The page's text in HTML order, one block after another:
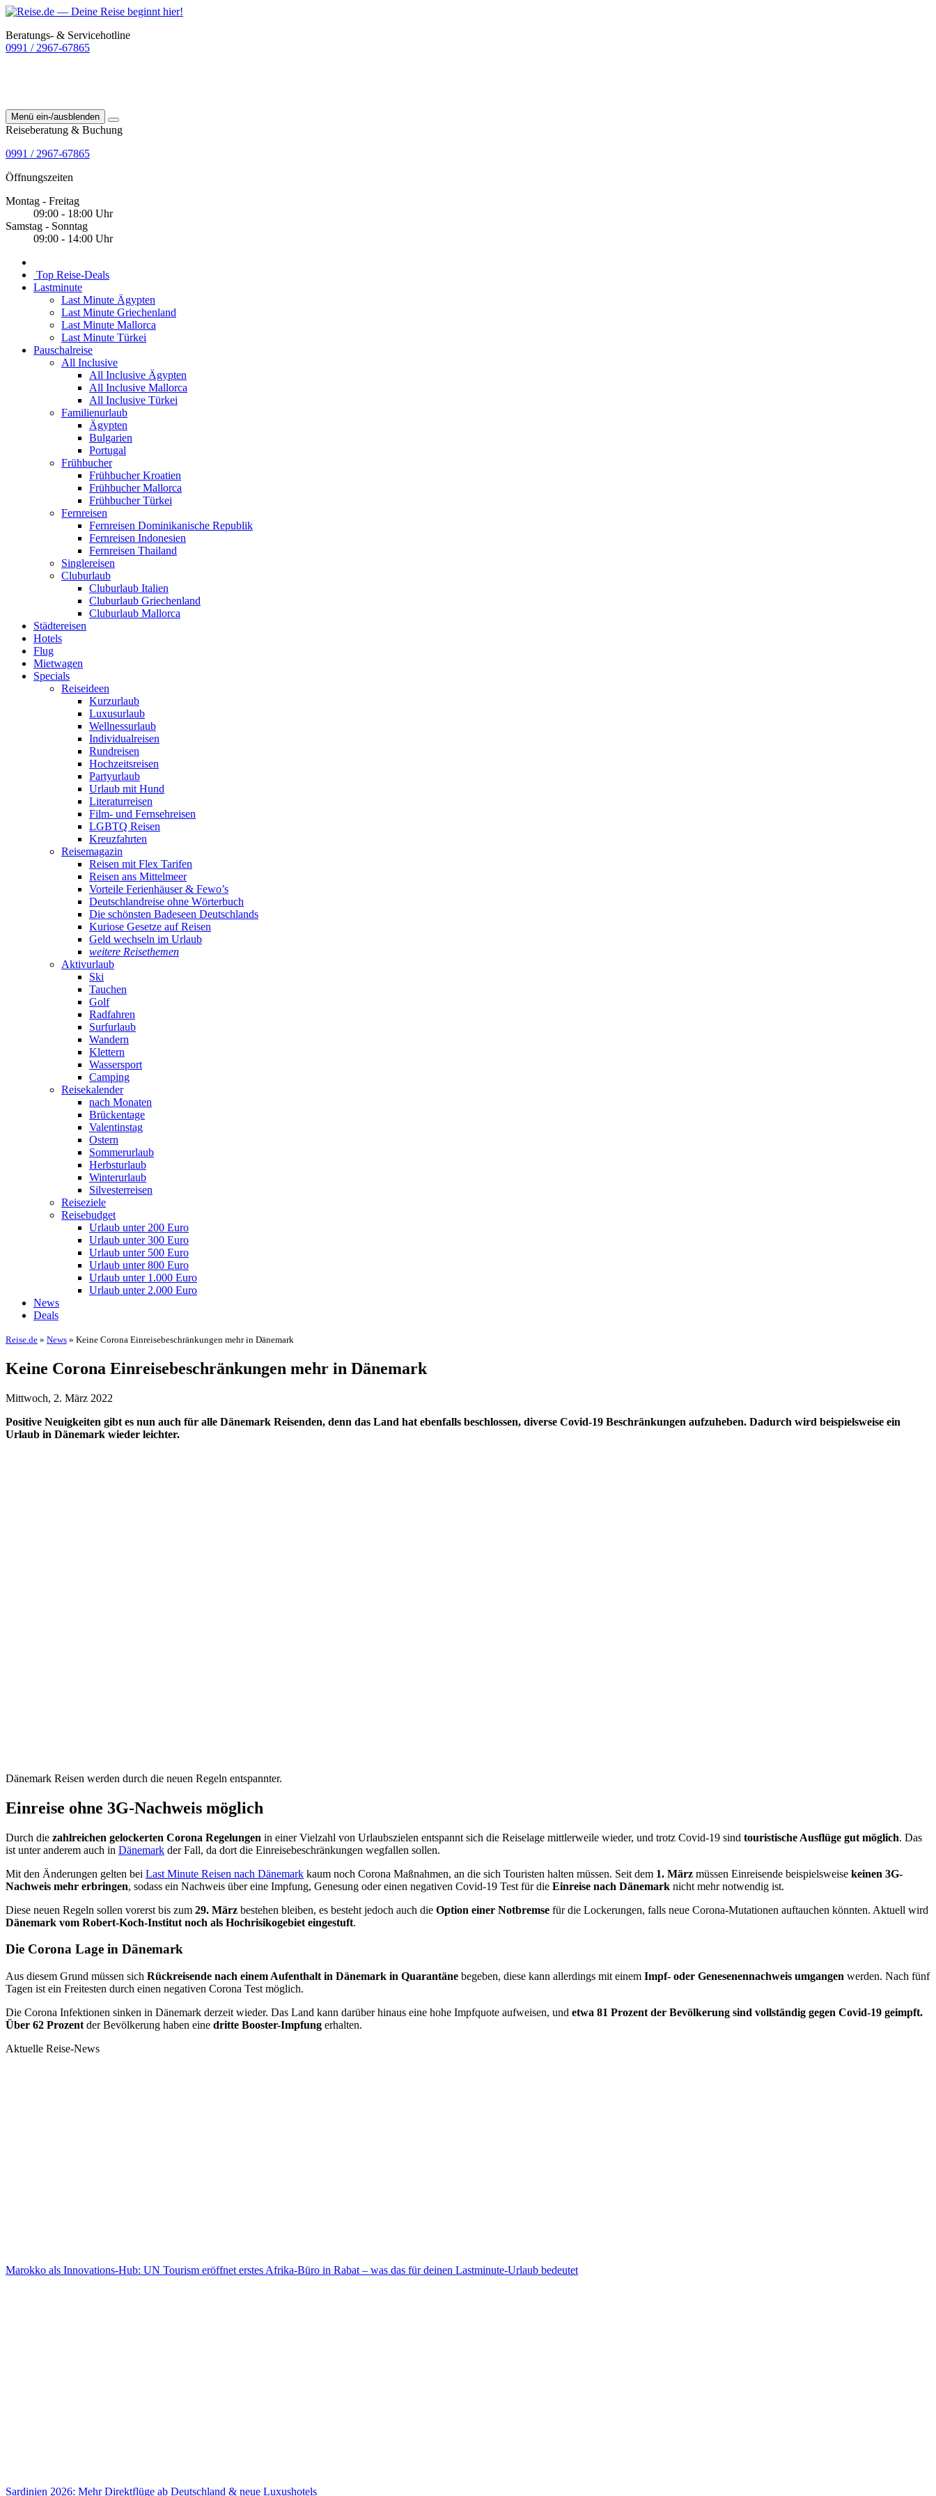
Beratungs- & Servicehotline
0991 / 2967-67865
Menü ein-/ausblenden
Reiseberatung & Buchung
0991 / 2967-67865
Öffnungszeiten
Montag - Freitag
09:00 - 18:00 Uhr
Samstag - Sonntag
09:00 - 14:00 Uhr
Top Reise-Deals
Lastminute
Last Minute Ägypten
Last Minute Griechenland
Last Minute Mallorca
Last Minute Türkei
Pauschalreise
All Inclusive
All Inclusive Ägypten
All Inclusive Mallorca
All Inclusive Türkei
Familienurlaub
Ägypten
Bulgarien
Portugal
Frühbucher
Frühbucher Kroatien
Frühbucher Mallorca
Frühbucher Türkei
Fernreisen
Fernreisen Dominikanische Republik
Fernreisen Indonesien
Fernreisen Thailand
Singlereisen
Cluburlaub
Cluburlaub Italien
Cluburlaub Griechenland
Cluburlaub Mallorca
Städtereisen
Hotels
Flug
Mietwagen
Specials
Reiseideen
Kurzurlaub
Luxusurlaub
Wellnessurlaub
Individualreisen
Rundreisen
Hochzeitsreisen
Partyurlaub
Urlaub mit Hund
Literaturreisen
Film- und Fernsehreisen
LGBTQ Reisen
Kreuzfahrten
Reisemagazin
Reisen mit Flex Tarifen
Reisen ans Mittelmeer
Vorteile Ferienhäuser & Fewo’s
Deutschlandreise ohne Wörterbuch
Die schönsten Badeseen Deutschlands
Kuriose Gesetze auf Reisen
Geld wechseln im Urlaub
weitere Reisethemen
Aktivurlaub
Ski
Tauchen
Golf
Radfahren
Surfurlaub
Wandern
Klettern
Wassersport
Camping
Reisekalender
nach Monaten
Brückentage
Valentinstag
Ostern
Sommerurlaub
Herbsturlaub
Winterurlaub
Silvesterreisen
Reiseziele
Reisebudget
Urlaub unter 200 Euro
Urlaub unter 300 Euro
Urlaub unter 500 Euro
Urlaub unter 800 Euro
Urlaub unter 1.000 Euro
Urlaub unter 2.000 Euro
News
Deals
Reise.de » News » Keine Corona Einreisebeschränkungen mehr in Dänemark
Keine Corona Einreisebeschränkungen mehr in Dänemark
Mittwoch, 2. März 2022
Positive Neuigkeiten gibt es nun auch für alle Dänemark Reisenden, denn das Land hat ebenfalls beschlossen, diverse Covid-19 Beschränkungen aufzuheben. Dadurch wird beispielsweise ein
Urlaub in Dänemark wieder leichter.
Dänemark Reisen werden durch die neuen Regeln entspannter.
Einreise ohne 3G-Nachweis möglich
Durch die zahlreichen gelockerten Corona Regelungen in einer Vielzahl von Urlaubszielen entspannt sich die Reiselage mittlerweile wieder, und trotz Covid-19 sind touristische Ausflüge gut möglich. Das
ist unter anderem auch in Dänemark der Fall, da dort die Einreisebeschränkungen wegfallen sollen.
Mit den Änderungen gelten bei Last Minute Reisen nach Dänemark kaum noch Corona Maßnahmen, an die sich Touristen halten müssen. Seit dem 1. März müssen Einreisende beispielsweise keinen 3G-
Nachweis mehr erbringen, sodass ein Nachweis über eine Impfung, Genesung oder einen negativen Covid-19 Test für die Einreise nach Dänemark nicht mehr notwendig ist.
Diese neuen Regeln sollen vorerst bis zum 29. März bestehen bleiben, es besteht jedoch auch die Option einer Notbremse für die Lockerungen, falls neue Corona-Mutationen auftauchen könnten. Aktuell wird
Dänemark vom Robert-Koch-Institut noch als Hochrisikogebiet eingestuft.
Die Corona Lage in Dänemark
Aus diesem Grund müssen sich Rückreisende nach einem Aufenthalt in Dänemark in Quarantäne begeben, diese kann allerdings mit einem Impf- oder Genesenennachweis umgangen werden. Nach fünf
Tagen ist ein Freitesten durch einen negativen Corona Test möglich.
Die Corona Infektionen sinken in Dänemark derzeit wieder. Das Land kann darüber hinaus eine hohe Impfquote aufweisen, und etwa 81 Prozent der Bevölkerung sind vollständig gegen Covid-19 geimpft.
Über 62 Prozent der Bevölkerung haben eine dritte Booster-Impfung erhalten.
Aktuelle Reise-News
Marokko als Innovations-Hub: UN Tourism eröffnet erstes Afrika-Büro in Rabat – was das für deinen Lastminute-Urlaub bedeutet
Sardinien 2026: Mehr Direktflüge ab Deutschland & neue Luxushotels